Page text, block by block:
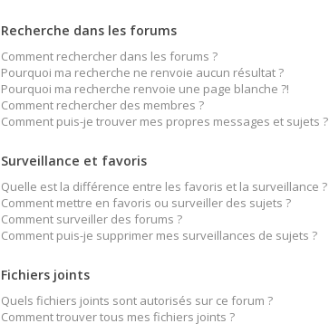
Recherche dans les forums
Comment rechercher dans les forums ?
Pourquoi ma recherche ne renvoie aucun résultat ?
Pourquoi ma recherche renvoie une page blanche ?!
Comment rechercher des membres ?
Comment puis-je trouver mes propres messages et sujets ?
Surveillance et favoris
Quelle est la différence entre les favoris et la surveillance ?
Comment mettre en favoris ou surveiller des sujets ?
Comment surveiller des forums ?
Comment puis-je supprimer mes surveillances de sujets ?
Fichiers joints
Quels fichiers joints sont autorisés sur ce forum ?
Comment trouver tous mes fichiers joints ?